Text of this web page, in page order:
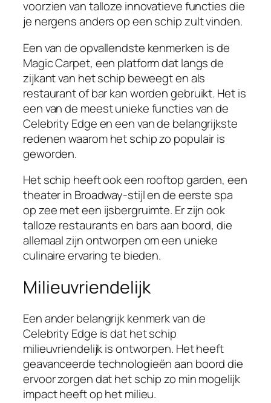
voorzien van talloze innovatieve functies die
je nergens anders op een schip zult vinden.
Een van de opvallendste kenmerken is de
Magic Carpet, een platform dat langs de
zijkant van het schip beweegt en als
restaurant of bar kan worden gebruikt. Het is
een van de meest unieke functies van de
Celebrity Edge en een van de belangrijkste
redenen waarom het schip zo populair is
geworden.
Het schip heeft ook een rooftop garden, een
theater in Broadway-stijl en de eerste spa
op zee met een ijsbergruimte. Er zijn ook
talloze restaurants en bars aan boord, die
allemaal zijn ontworpen om een unieke
culinaire ervaring te bieden.
Milieuvriendelijk
Een ander belangrijk kenmerk van de
Celebrity Edge is dat het schip
milieuvriendelijk is ontworpen. Het heeft
geavanceerde technologieën aan boord die
ervoor zorgen dat het schip zo min mogelijk
impact heeft op het milieu.